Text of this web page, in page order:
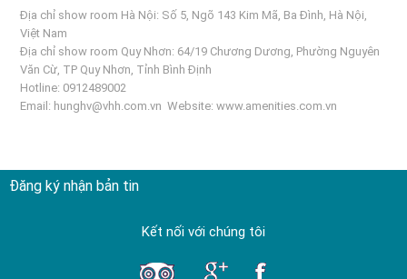
Địa chỉ show room Hà Nội: Số 5, Ngõ 143 Kim Mã, Ba Đình, Hà Nội,
Việt Nam
Địa chỉ show room Quy Nhơn: 64/19 Chương Dương, Phường Nguyên
Văn Cừ, TP Quy Nhơn, Tỉnh Bình Định
Hotline: 0912489002
Email: hunghv@vhh.com.vn Website:www.amenities.com.vn
Đăng ký nhận bản tin
Kết nối với chúng tôi